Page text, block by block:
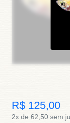
R$ 125,00
2x de 62,50 sem